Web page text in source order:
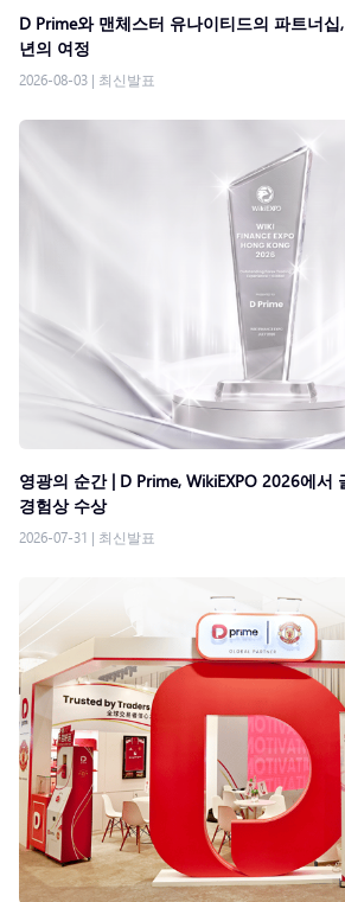
D Prime와 맨체스터 유나이티드의 파트너
년의 여정
2026-08-03 | 최신발표
영광의 순간 | D Prime, WikiEXPO 2026에서
경험상 수상
2026-07-31 | 최신발표